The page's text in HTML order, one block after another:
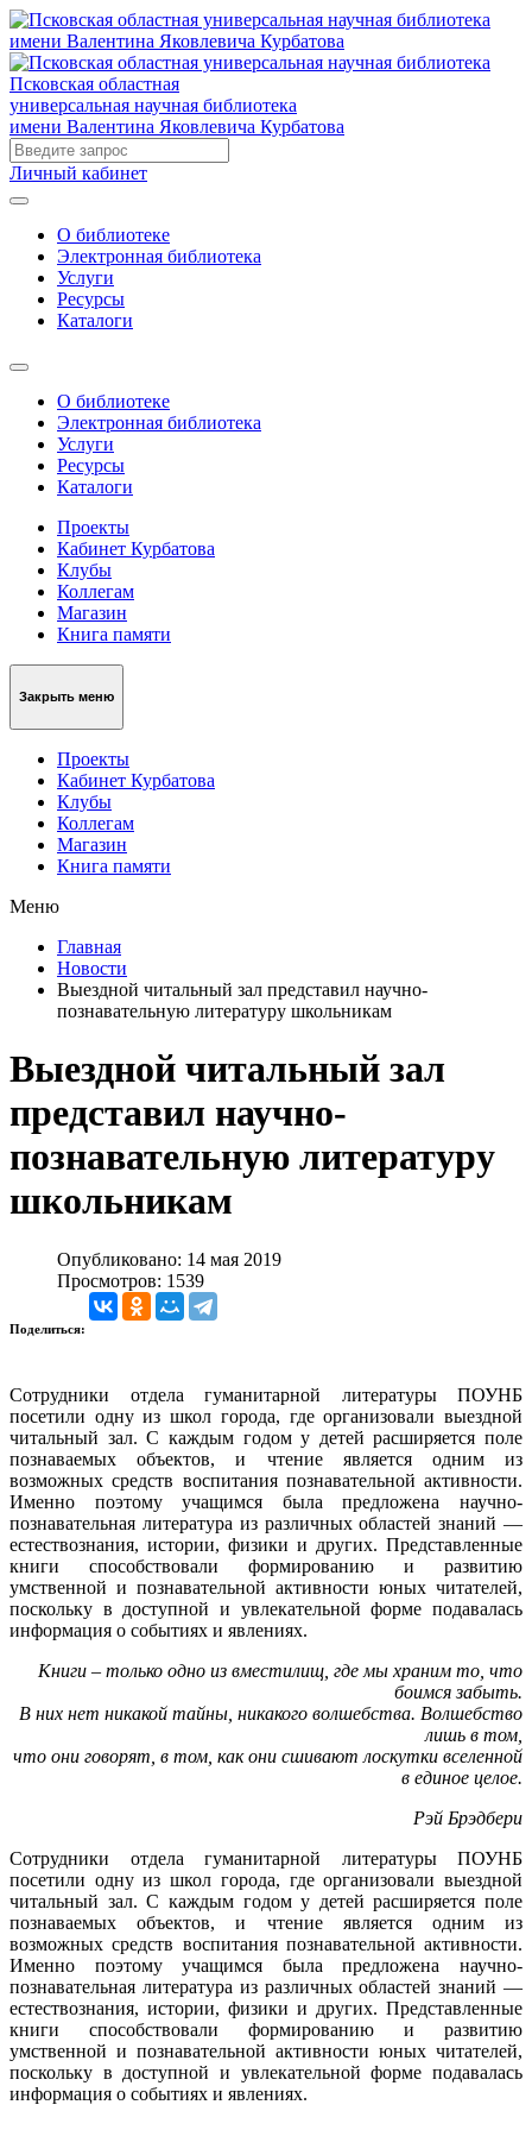
Псковская областная
универсальная научная библиотека
имени Валентина Яковлевича Курбатова
Личный кабинет
О библиотеке
Электронная библиотека
Услуги
Ресурсы
Каталоги
О библиотеке
Электронная библиотека
Услуги
Ресурсы
Каталоги
Проекты
Кабинет Курбатова
Клубы
Коллегам
Магазин
Книга памяти
Закрыть меню
Проекты
Кабинет Курбатова
Клубы
Коллегам
Магазин
Книга памяти
Меню
Главная
Новости
Выездной читальный зал представил научно-
познавательную литературу школьникам
Выездной читальный зал
представил научно-
познавательную литературу
школьникам
Опубликовано: 14 мая 2019
Просмотров: 1539
Поделиться:
Сотрудники отдела гуманитарной литературы ПОУНБ
посетили одну из школ города, где организовали выездной
читальный зал. С каждым годом у детей расширяется поле
познаваемых объектов, и чтение является одним из
возможных средств воспитания познавательной активности.
Именно поэтому учащимся была предложена научно-
познавательная литература из различных областей знаний —
естествознания, истории, фи­зики и других. Представленные
книги способствовали формированию и развитию
умственной и познавательной активности юных читателей,
поскольку в доступной и увлекательной форме подавалась
информация о событиях и явлениях.
Книги – только одно из вместилищ, где мы храним то, что
боимся забыть.
В них нет никакой тайны, никакого волшебства. Волшебство
лишь в том,
что они говорят, в том, как они сшивают лоскутки вселенной
в единое целое.
Рэй Брэдбери
Сотрудники отдела гуманитарной литературы ПОУНБ
посетили одну из школ города, где организовали выездной
читальный зал. С каждым годом у детей расширяется поле
познаваемых объектов, и чтение является одним из
возможных средств воспитания познавательной активности.
Именно поэтому учащимся была предложена научно-
познавательная литература из различных областей знаний —
естествознания, истории, фи­зики и других. Представленные
книги способствовали формированию и развитию
умственной и познавательной активности юных читателей,
поскольку в доступной и увлекательной форме подавалась
информация о событиях и явлениях.